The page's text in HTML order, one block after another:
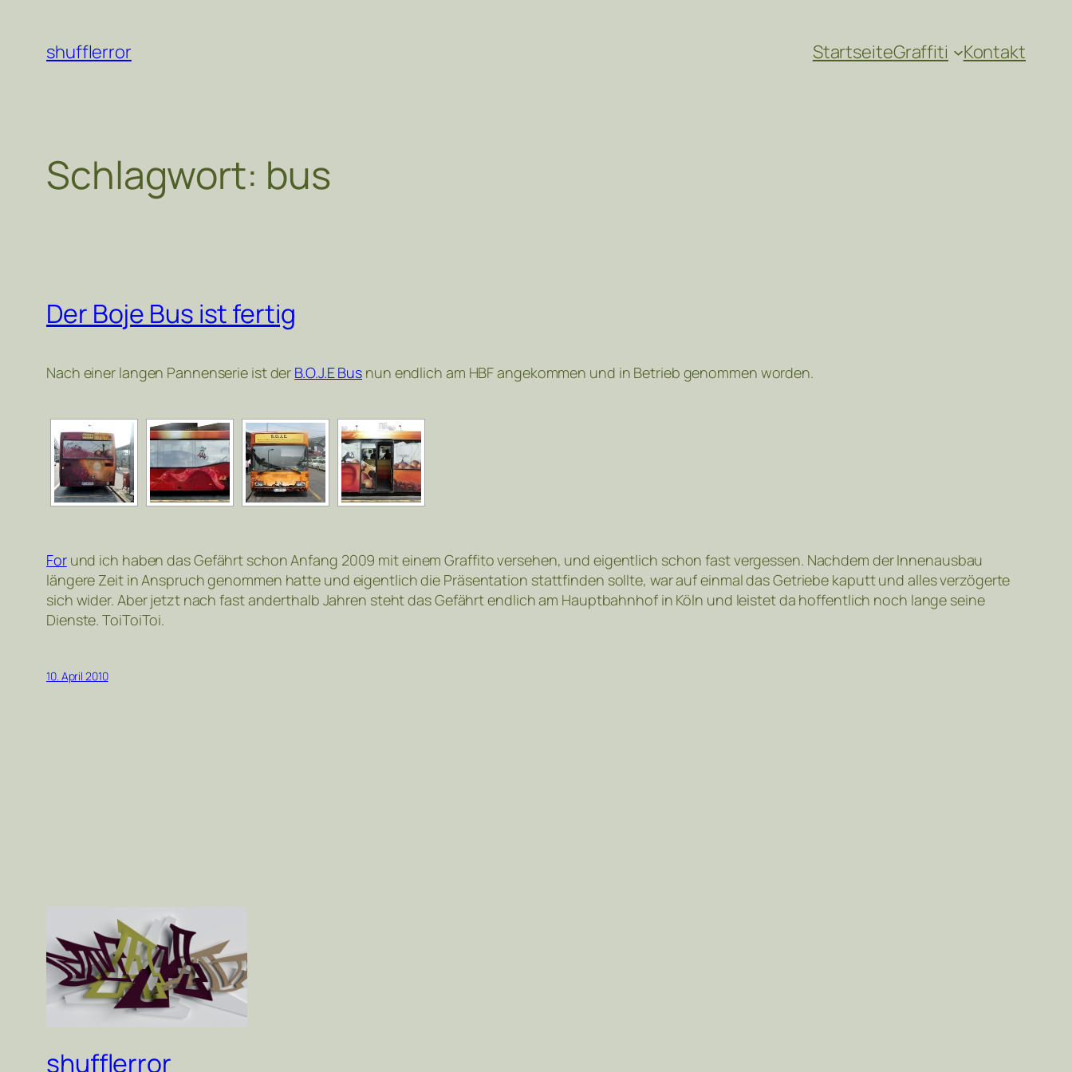
Inhalt
springen
shufflerror StartseiteGraffiti Kontakt
Schlagwort: bus
Der Boje Bus ist fertig
Nach einer langen Pannenserie ist der B.O.J.E Bus nun endlich am HBF angekommen und in Betrieb genommen worden.
Forund ich haben das Gefährt schon Anfang 2009 mit einem Graffito versehen, und eigentlich schon fast vergessen. Nachdem der Innenausbau
längere Zeit in Anspruch genommen hatte und eigentlich die Präsentation stattfinden sollte, war auf einmal das Getriebe kaputt und alles verzögerte
sich wider. Aber jetzt nach fast anderthalb Jahren steht das Gefährt endlich am Hauptbahnhof in Köln und leistet da hoffentlich noch lange seine
Dienste. ToiToiToi.
10. April 2010
shufflerror